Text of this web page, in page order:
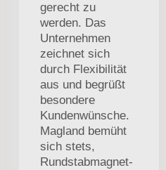
gerecht zu
werden. Das
Unternehmen
zeichnet sich
durch Flexibilität
aus und begrüßt
besondere
Kundenwünsche.
Magland bemüht
sich stets,
Rundstabmagnet-